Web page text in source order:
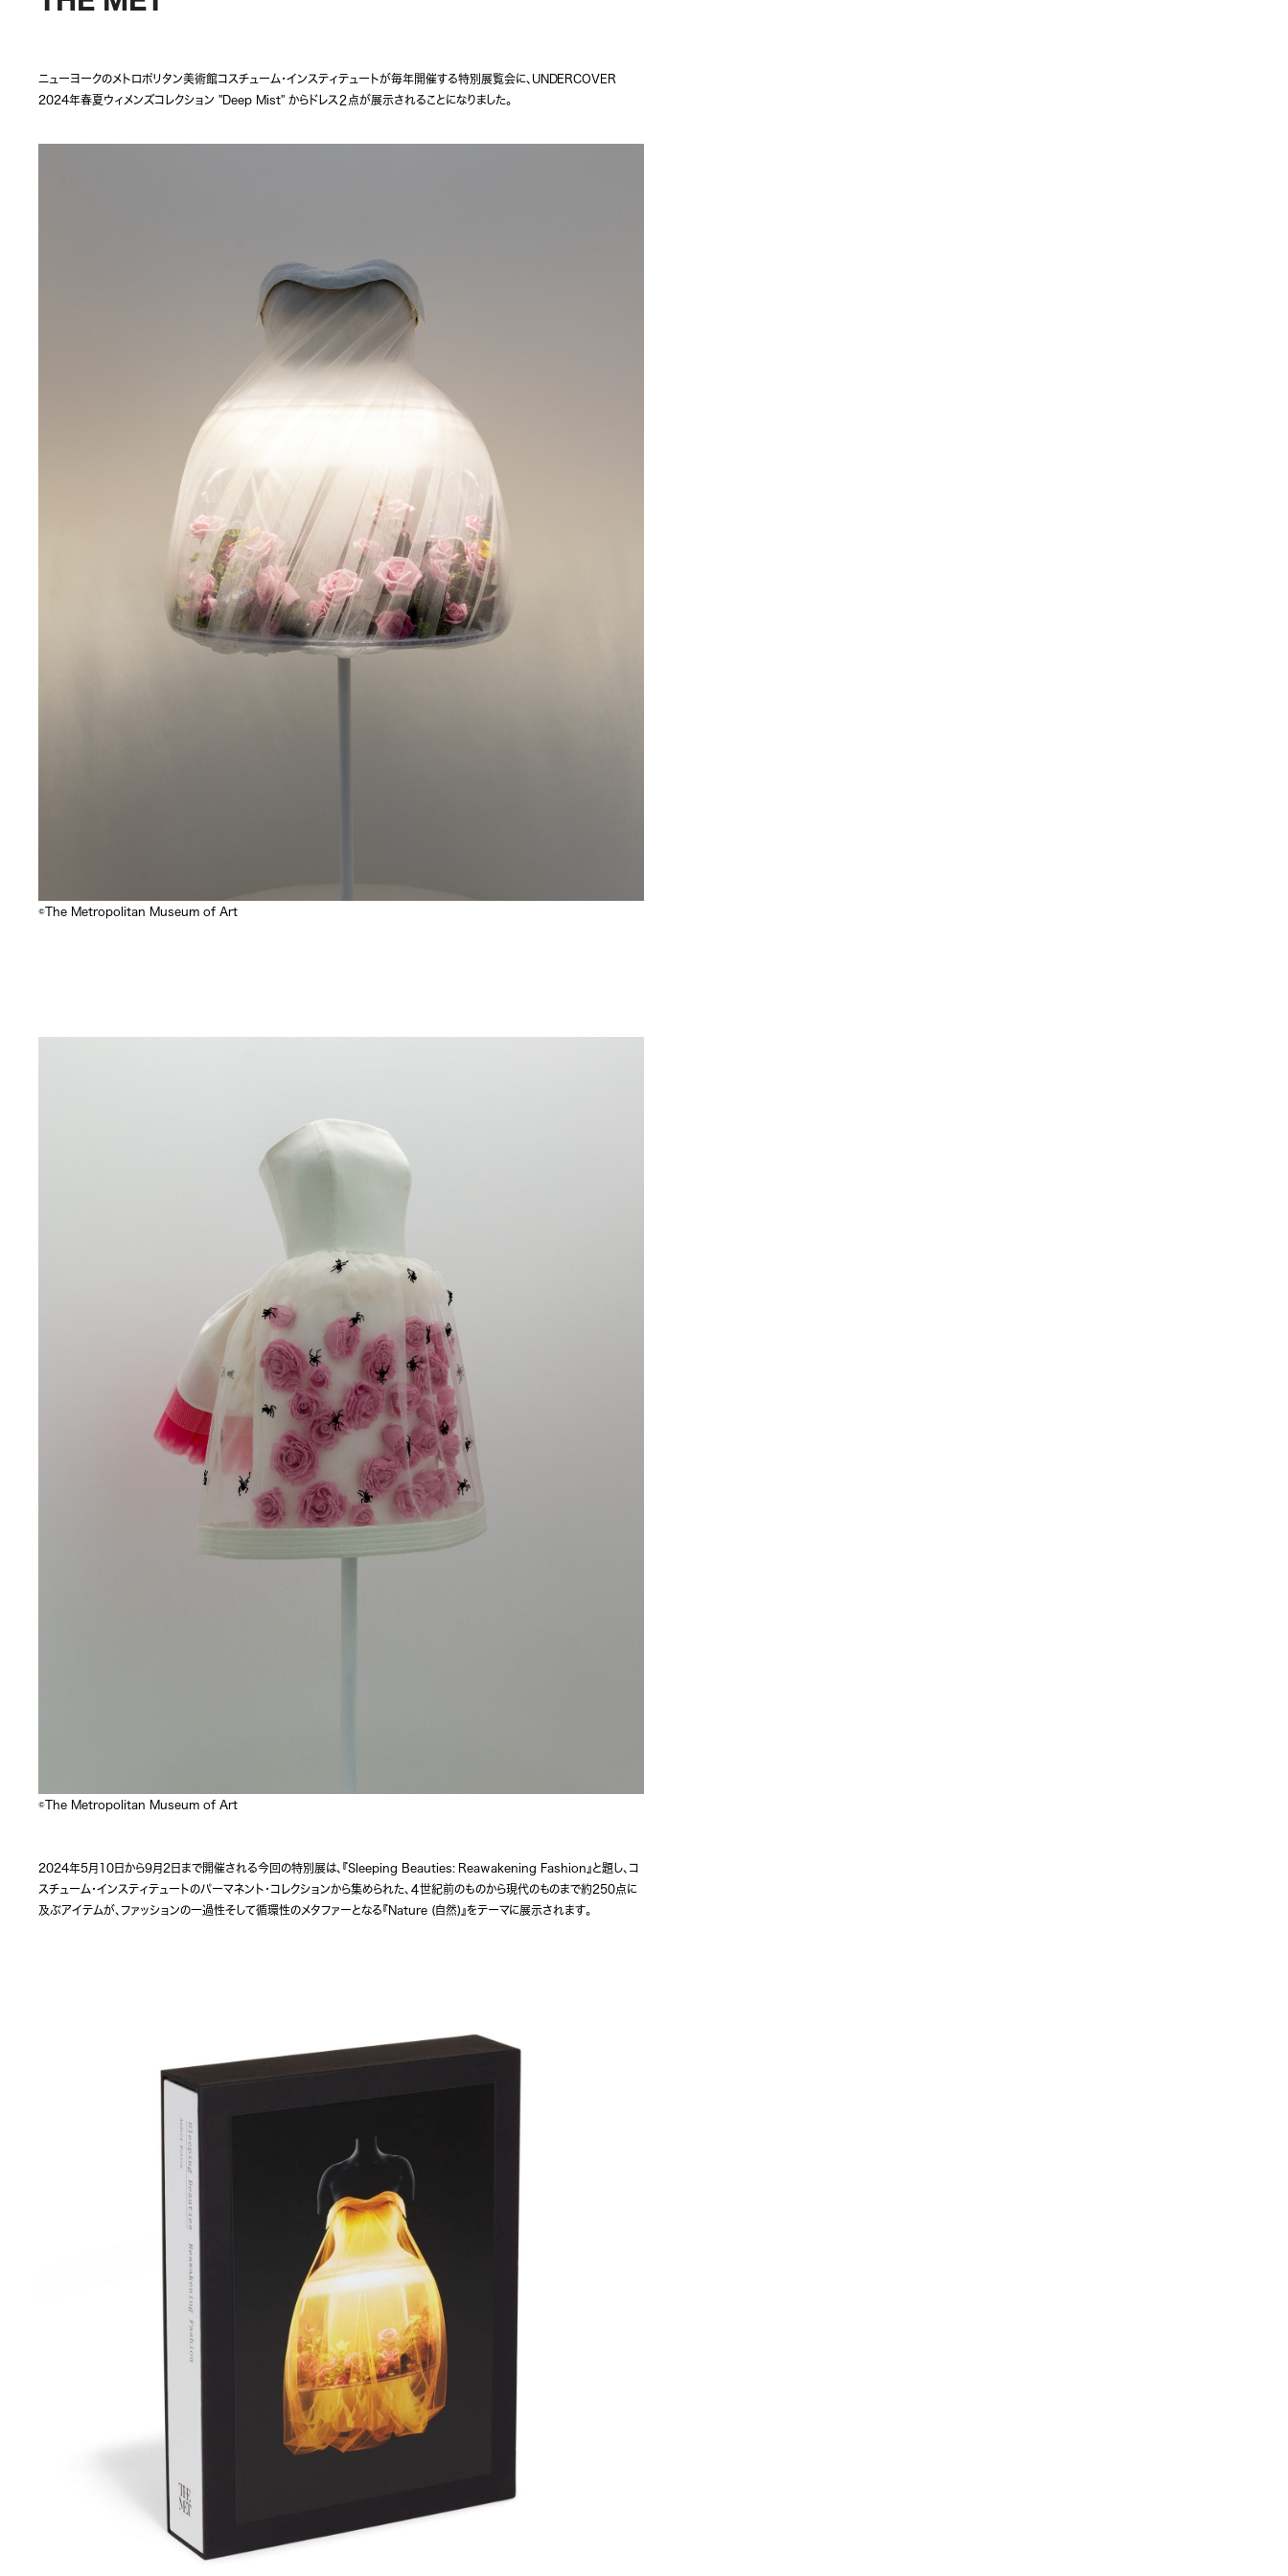
ニューヨークのメトロポリタン美術館コスチューム・インスティテュートが毎年開催する特別展覧会に、UNDERCOVER
2024年春夏ウィメンズコレクション "Deep Mist" からドレス２点が展示されることになりました。
©The Metropolitan Museum of Art
©The Metropolitan Museum of Art
2024年5月10日から9月2日まで開催される今回の特別展は、『Sleeping Beauties: Reawakening Fashion』と題し、コ
スチューム・インスティテュートのパーマネント・コレクションから集められた、４世紀前のものから現代のものまで約250点に
及ぶアイテムが、ファッションの一過性そして循環性のメタファーとなる『Nature (自然)』をテーマに展示されます。